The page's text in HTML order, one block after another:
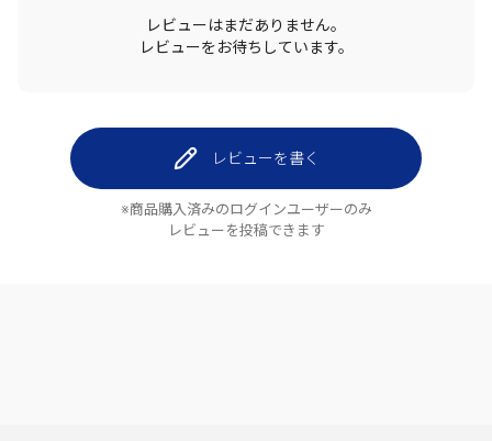
レビューはまだありません。
レビューをお待ちしています。
レビューを書く
※商品購入済みのログインユーザーのみ
レビューを投稿できます